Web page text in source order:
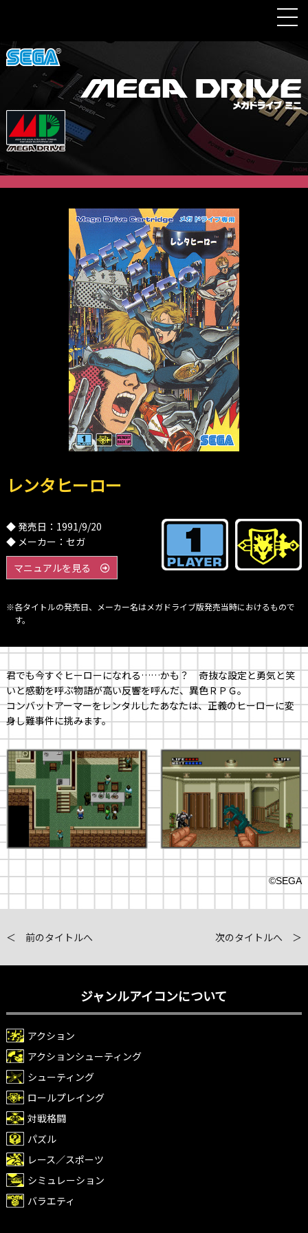
レンタヒーロー
◆ 発売日：1991/9/20
◆ メーカー：セガ
マニュアルを見る
※各タイトルの発売日、メーカー名はメガドライブ版発売当時におけるもので
す。
君でも今すぐヒーローになれる……かも？ 奇抜な設定と勇気と笑
いと感動を呼ぶ物語が高い反響を呼んだ、異色ＲＰＧ。
コンバットアーマーをレンタルしたあなたは、正義のヒーローに変
身し難事件に挑みます。
©SEGA
＜ 前のタイトルへ 次のタイトルへ ＞
ジャンルアイコンについて
アクション
アクションシューティング
シューティング
ロールプレイング
対戦格闘
パズル
レース／スポーツ
シミュレーション
バラエティ